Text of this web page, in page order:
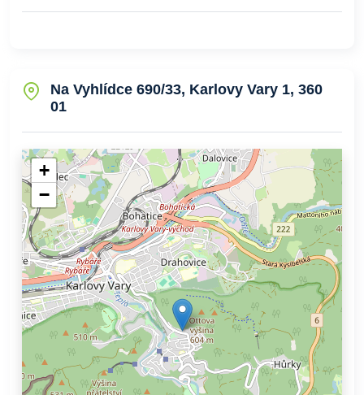
Na Vyhlídce 690/33, Karlovy Vary 1, 360
01
+
−